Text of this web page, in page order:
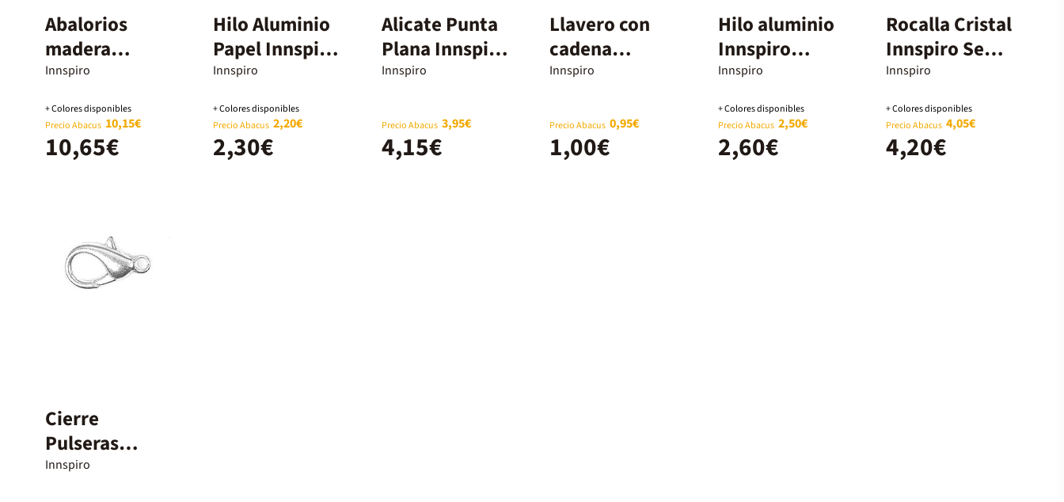
Abalorios
madera
colores
Innspiro 500u
+ Hilo
Innspiro
+ Colores disponibles
Precio Abacus 10,15€
10,65€
Hilo Aluminio
Papel Innspiro
verde 3mm
10m
Innspiro
+ Colores disponibles
Precio Abacus 2,20€
2,30€
Alicate Punta
Plana Innspiro
135mm
Innspiro
Precio Abacus 3,95€
4,15€
Llavero con
cadena
Innspiro plata
Innspiro
Precio Abacus 0,95€
1,00€
Hilo aluminio
Innspiro
1,5mm 5m
rojo
Innspiro
+ Colores disponibles
Precio Abacus 2,50€
2,60€
Rocalla Cristal
Innspiro Semi
Transparent
3,8mm 120g
Innspiro
+ Colores disponibles
Precio Abacus 4,05€
4,20€
Cierre
Pulseras
Mosquetón
Innspiro